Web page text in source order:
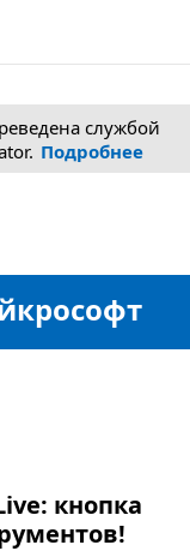
службой
Подробнее
кнопка